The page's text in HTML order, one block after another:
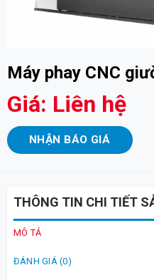
Máy phay CNC
Giá: Liên hệ
NHẬN BÁO GIÁ
THÔNG TIN CHI TIẾT
MÔ TẢ
ĐÁNH GIÁ (0)